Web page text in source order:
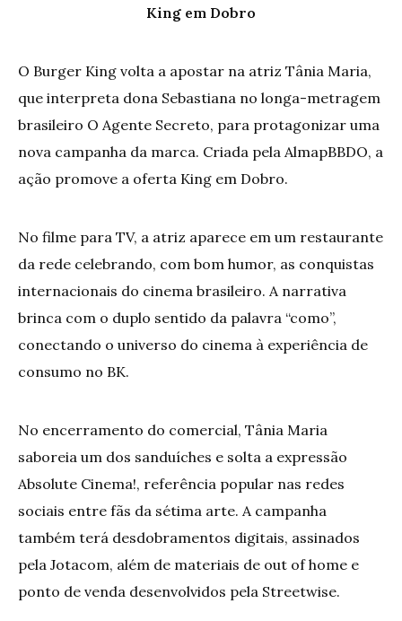
King em Dobro
O Burger King volta a apostar na atriz Tânia Maria,
que interpreta dona Sebastiana no longa-metragem
brasileiro O Agente Secreto, para protagonizar uma
nova campanha da marca. Criada pela AlmapBBDO, a
ação promove a oferta King em Dobro.
No filme para TV, a atriz aparece em um restaurante
da rede celebrando, com bom humor, as conquistas
internacionais do cinema brasileiro. A narrativa
brinca com o duplo sentido da palavra “como”,
conectando o universo do cinema à experiência de
consumo no BK.
No encerramento do comercial, Tânia Maria
saboreia um dos sanduíches e solta a expressão
Absolute Cinema!, referência popular nas redes
sociais entre fãs da sétima arte. A campanha
também terá desdobramentos digitais, assinados
pela Jotacom, além de materiais de out of home e
ponto de venda desenvolvidos pela Streetwise.